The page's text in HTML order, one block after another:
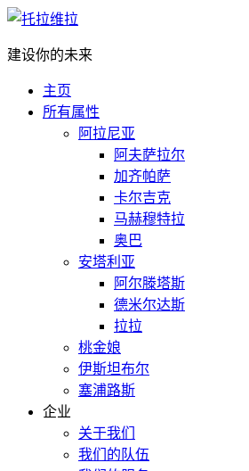
建设你的未来
主页
所有属性
阿拉尼亚
阿夫萨拉尔
加齐帕萨
卡尔吉克
马赫穆特拉
奥巴
安塔利亚
阿尔滕塔斯
德米尔达斯
拉拉
桃金娘
伊斯坦布尔
塞浦路斯
企业
关于我们
我们的队伍